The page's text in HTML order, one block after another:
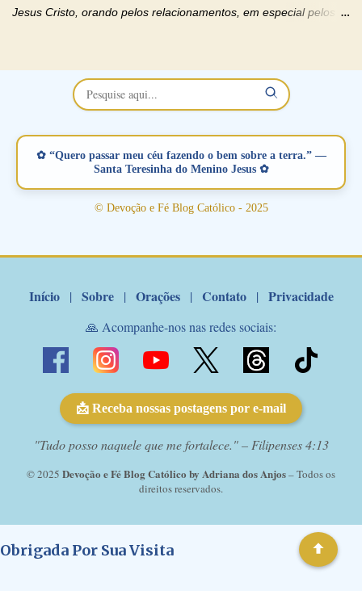
Jesus Cristo, orando pelos relacionamentos, em especial pelos
maravilhosos cartões que coloquei aqui para vocês. Não perca
esta abençoada semana no Momento de Fé do Padre Marcelo,
vamos juntos formar esta forte corrente de orações. Você que
verdadeiro, ou que está com problemas no relacionamento
amoroso, creia na poderosa intercessão deste santo amigo:
Santo Antonio! Tenha fé, não desista, pois ele intercede por nós
junto a Jesus! Fique no Amor Ágape de Jesus e no Amor Materno
✿ “Quero passar meu céu fazendo o bem sobre a terra.” —
Santa Teresinha do Menino Jesus ✿
© Devoção e Fé Blog Católico - 2025
Início | Sobre | Orações | Contato | Privacidade
🙏 Acompanhe-nos nas redes sociais:
📩 Receba nossas postagens por e-mail
"Tudo posso naquele que me fortalece." – Filipenses 4:13
© 2025 Devoção e Fé Blog Católico by Adriana dos Anjos– Todos os
direitos reservados.
Obrigada Por Sua Visita